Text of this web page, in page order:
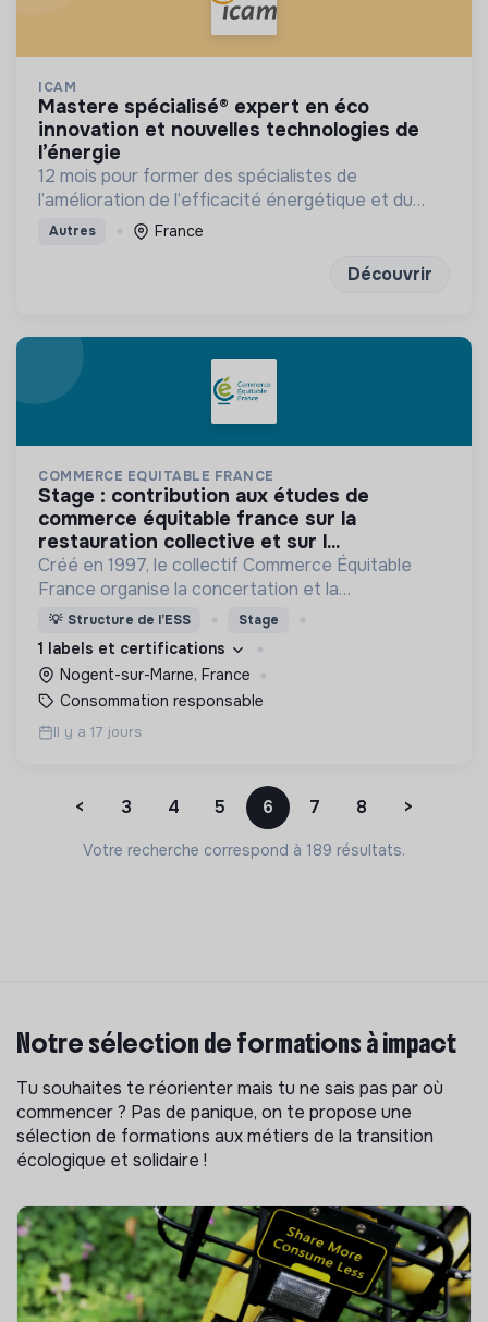
ICAM
mastere spécialisé® expert en éco
innovation et nouvelles technologies de
l’énergie
12 mois pour former des spécialistes de
l’amélioration de l’efficacité énergétique et du
développement des énergies renouvelables
Autres France
Découvrir
COMMERCE EQUITABLE FRANCE
stage : contribution aux études de
commerce équitable france sur la
restauration collective et sur l...
Créé en 1997, le collectif Commerce Équitable
France organise la concertation et la
représentation institutionnelle du secteur du
commerce équitable et réunit les organisations
françaises du secteur.
💡 Structure de l’ESS Stage
1 labels et certifications
Nogent-sur-Marne, France
Consommation responsable
Il y a 17 jours
< 3 4 5 6 7 8 >
Votre recherche correspond à 189 résultats.
Notre sélection de formations à impact
Tu souhaites te réorienter mais tu ne sais pas par où
commencer ? Pas de panique, on te propose une
sélection de formations aux métiers de la transition
écologique et solidaire !